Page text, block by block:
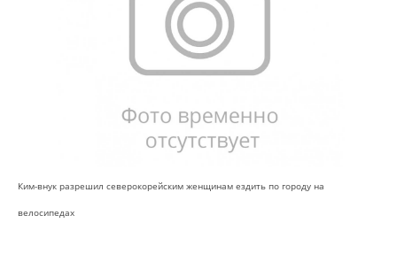
Ким-внук разрешил северокорейским женщинам ездить по городу на
велосипедах